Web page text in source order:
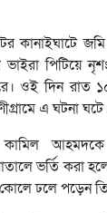
জমি
পিটিয়ে
ওই দিন রাত
এ ঘটনা
কামিল
ভর্তি করা
ঢলে পড়েন